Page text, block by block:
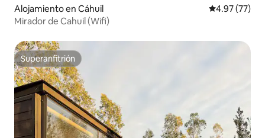
Alojamiento en Cáhuil Calificación
4.97 (77)
Mirador de Cahuil (Wifi)
Superanfitrión
Superanfitrión